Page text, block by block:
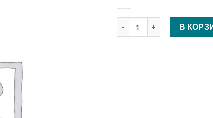
Количество Монтаж Фикс
В